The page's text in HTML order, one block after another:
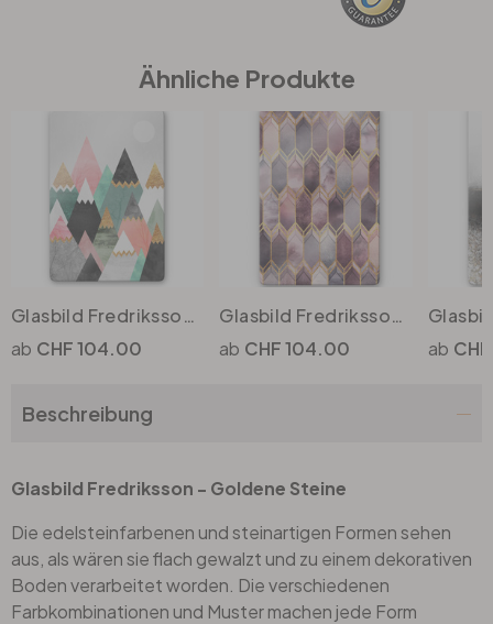
Eingangsbereich
Ähnliche Produkte
Glasbild Fredriksson - Bunte Berge
CHF 104.00
Glasbild Fredriksson - Glasmalerei - Rosé und Gold
CHF 104.00
Beschreibung
Glasbild Fredriksson - Goldene Steine
Die edelsteinfarbenen und steinartigen Formen sehen
aus, als wären sie flach gewalzt und zu einem dekorativen
Boden verarbeitet worden. Die verschiedenen
Farbkombinationen und Muster machen jede Form